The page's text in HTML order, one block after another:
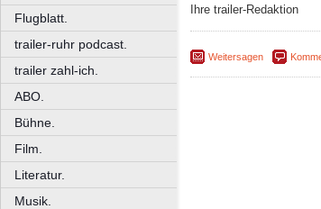
Flugblatt.
trailer-ruhr podcast.
trailer zahl-ich.
ABO.
Bühne.
Film.
Literatur.
Musik.
Ihre trailer-Redaktion
Weitersagen